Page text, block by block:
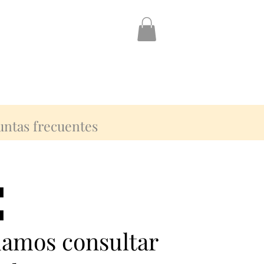
frecuentes
consultar